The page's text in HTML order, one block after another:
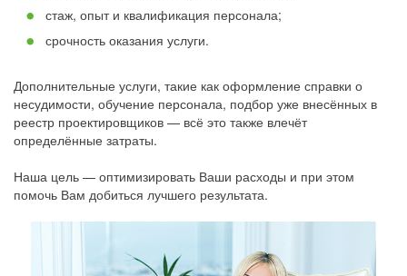
стаж, опыт и квалификация персонала;
срочность оказания услуги.
Дополнительные услуги, такие как оформление справки о
несудимости, обучение персонала, подбор уже внесённых в
реестр проектировщиков — всё это также влечёт
определённые затраты.
Наша цель — оптимизировать Ваши расходы и при этом
помочь Вам добиться лучшего результата.